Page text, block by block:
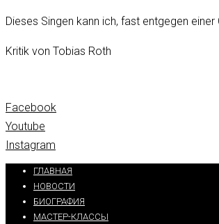
Dieses Singen kann ich, fast entgegen
Kritik von Tobias Roth
Facebook
Youtube
Instagram
ГЛАВНАЯ
НОВОСТИ
БИОГРАФИЯ
МАСТЕР-КЛАССЫ